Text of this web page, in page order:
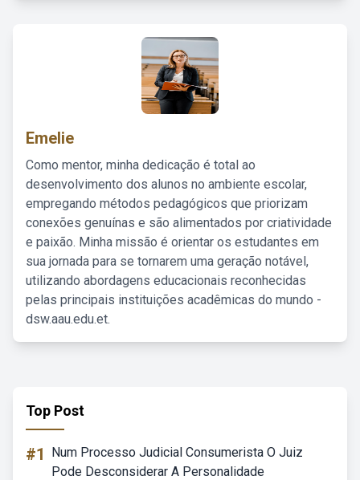
Emelie
Como mentor, minha dedicação é total ao
desenvolvimento dos alunos no ambiente escolar,
empregando métodos pedagógicos que priorizam
conexões genuínas e são alimentados por criatividade
e paixão. Minha missão é orientar os estudantes em
sua jornada para se tornarem uma geração notável,
utilizando abordagens educacionais reconhecidas
pelas principais instituições acadêmicas do mundo -
dsw.aau.edu.et.
Top Post
#1
Num Processo Judicial Consumerista O Juiz
Pode Desconsiderar A Personalidade